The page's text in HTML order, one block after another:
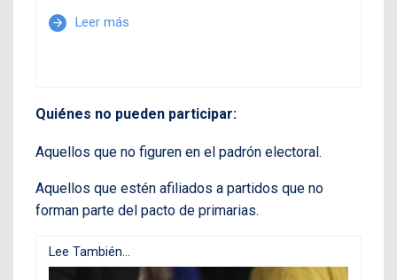
arrow_forward Leer más
Quiénes no pueden participar:
Aquellos que no figuren en el padrón electoral.
Aquellos que estén afiliados a partidos que no
forman parte del pacto de primarias.
Lee También...